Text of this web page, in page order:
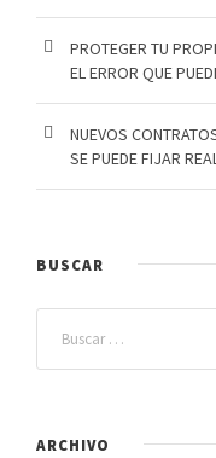
PROTEGER TU
EL ERROR QUE
NUEVOS
SE PUEDE FIJAR
BUSCAR
ARCHIVO